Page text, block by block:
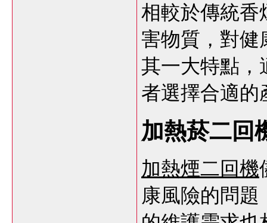
相較於傳統香
害物質，對健
其一大特點，
者選擇合適的
加熱菸二回
加熱煙二回機
康風險的問